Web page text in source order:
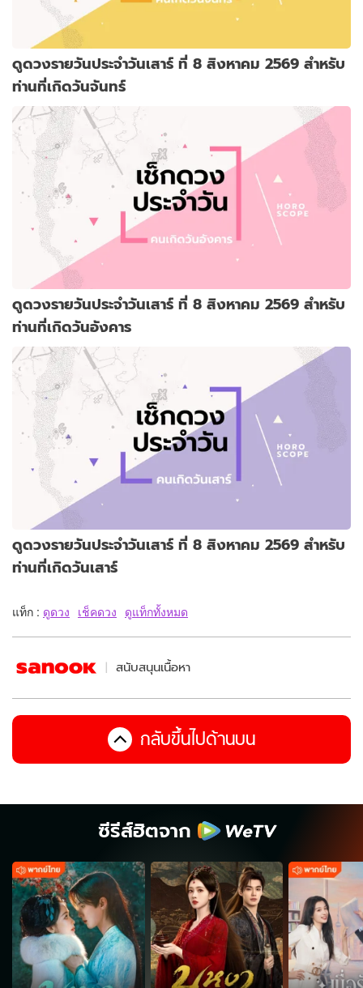
ดูดวงรายวันประจำวันเสาร์ ที่ 8 สิงหาคม 2569 สำหรับ
ท่านที่เกิดวันจันทร์
ดูดวงรายวันประจำวันเสาร์ ที่ 8 สิงหาคม 2569 สำหรับ
ท่านที่เกิดวันอังคาร
ดูดวงรายวันประจำวันเสาร์ ที่ 8 สิงหาคม 2569 สำหรับ
ท่านที่เกิดวันเสาร์
แท็ก : ดูดวง เช็คดวง ดูแท็กทั้งหมด
สนับสนุนเนื้อหา
กลับขึ้นไปด้านบน
ซีรีส์ฮิตจาก